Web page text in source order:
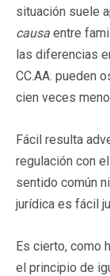
situación suele
causa entre
las diferencias
CC.AA. pueden
cien veces
Fácil resulta
regulación con
sentido común
jurídica es fácil
Es cierto, como
el principio de